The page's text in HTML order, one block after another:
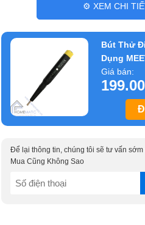
Xuất xứ/ Hãng
Tên
xuất xứ
Dài
⚙️ XEM CHI
Bút Thử
Dụng
Giá bán:
Để lại thông tin, chúng tôi sẽ tư vấn
Mua Cũng Không Sao
SĐT